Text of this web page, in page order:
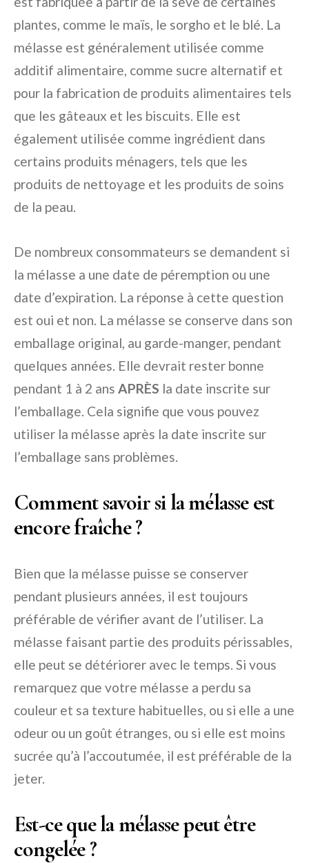
plantes, comme le maïs, le sorgho et le blé. La
mélasse est généralement utilisée comme
additif alimentaire, comme sucre alternatif et
pour la fabrication de produits alimentaires tels
que les gâteaux et les biscuits. Elle est
également utilisée comme ingrédient dans
certains produits ménagers, tels que les
produits de nettoyage et les produits de soins
de la peau.
De nombreux consommateurs se demandent si
la mélasse a une date de péremption ou une
date d’expiration. La réponse à cette question
est oui et non. La mélasse se conserve dans son
emballage original, au garde-manger, pendant
quelques années. Elle devrait rester bonne
pendant 1 à 2 ans APRÈS la date inscrite sur
l’emballage. Cela signifie que vous pouvez
utiliser la mélasse après la date inscrite sur
l’emballage sans problèmes.
Comment savoir si la mélasse est
encore fraîche ?
Bien que la mélasse puisse se conserver
pendant plusieurs années, il est toujours
préférable de vérifier avant de l’utiliser. La
mélasse faisant partie des produits périssables,
elle peut se détériorer avec le temps. Si vous
remarquez que votre mélasse a perdu sa
couleur et sa texture habituelles, ou si elle a une
odeur ou un goût étranges, ou si elle est moins
sucrée qu’à l’accoutumée, il est préférable de la
jeter.
Est-ce que la mélasse peut être
congelée ?